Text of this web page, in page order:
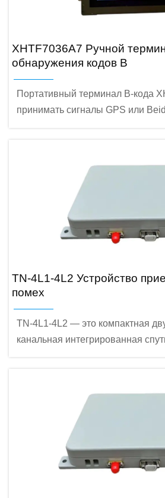
областях, как мобильная связь,
XHTF7036A7 Ручной
обнаружения кодов B
Портативный терминал B-кода
принимать сигналы GPS или
Устройство имеет встроенный
который поддерживает работу
TN-4L1-4L2 Устройство
помех
TN-4L1-4L2 — это компактная
канальная интегрированная